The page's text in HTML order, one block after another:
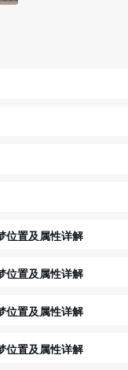
位置及属性详解
位置及属性详解
位置及属性详解
位置及属性详解